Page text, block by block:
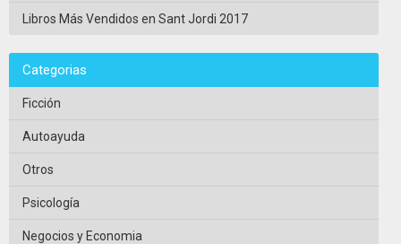
Libros Más Vendidos en Sant Jordi 2017
Categorias
Ficción
Autoayuda
Otros
Psicología
Negocios y Economia